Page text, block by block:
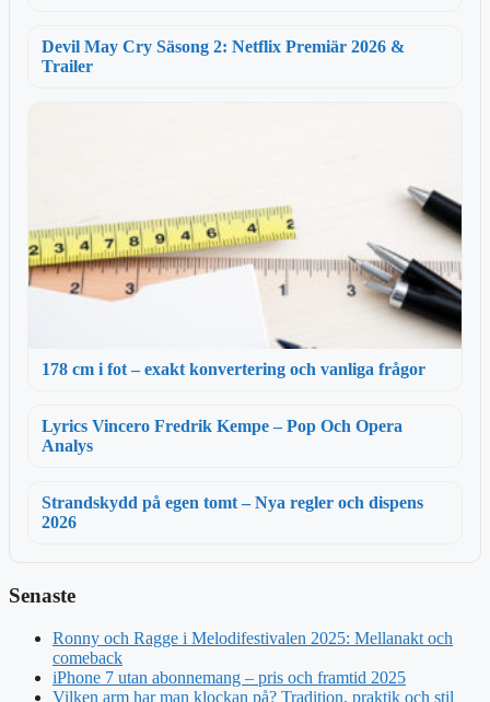
Devil May Cry Säsong 2: Netflix Premiär 2026 &
Trailer
178 cm i fot – exakt konvertering och vanliga frågor
Lyrics Vincero Fredrik Kempe – Pop Och Opera
Analys
Strandskydd på egen tomt – Nya regler och dispens
2026
Senaste
Ronny och Ragge i Melodifestivalen 2025: Mellanakt och
comeback
iPhone 7 utan abonnemang – pris och framtid 2025
Vilken arm har man klockan på? Tradition, praktik och stil